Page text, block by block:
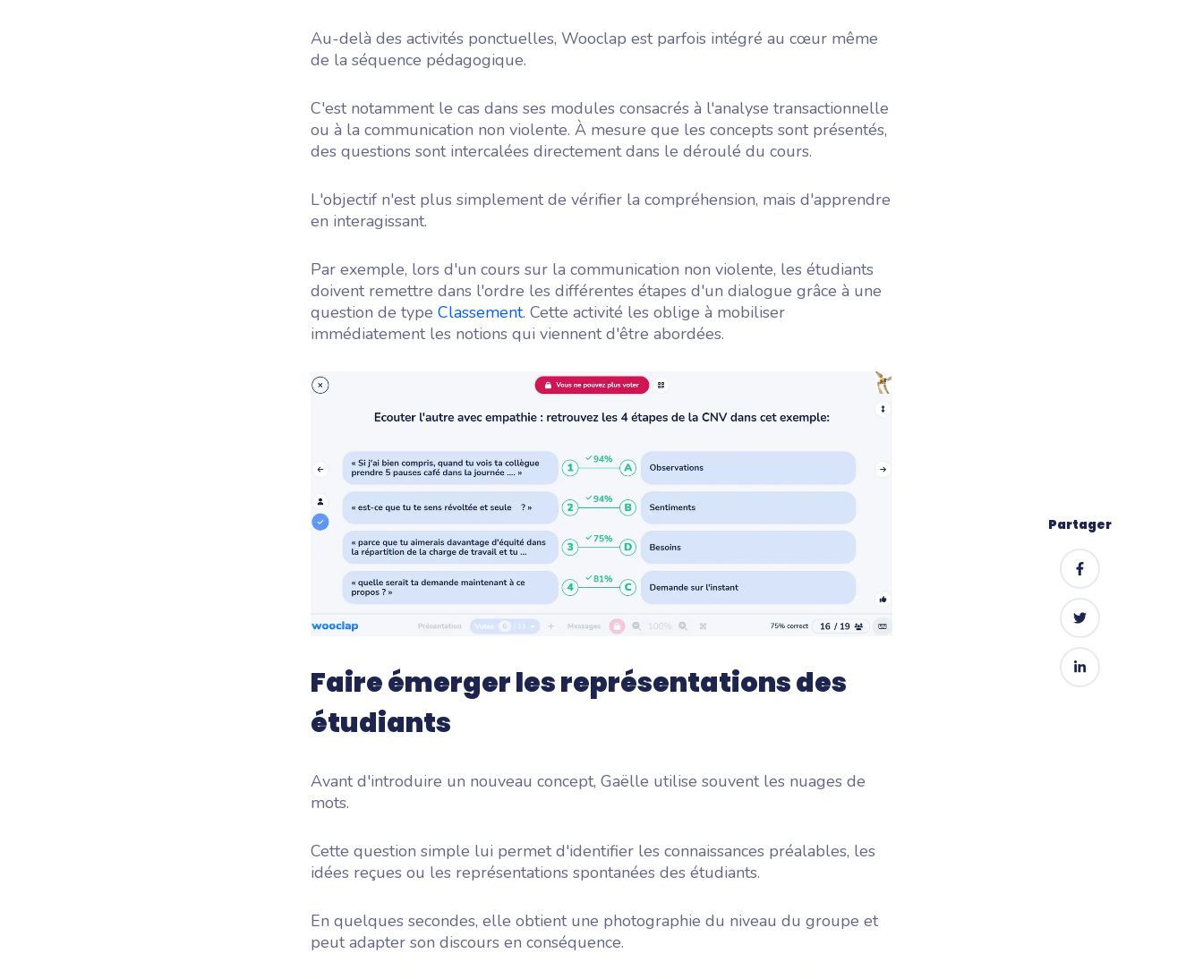
Au-delà des activités ponctuelles, Wooclap est parfois intégré au cœur même
de la séquence pédagogique.
C'est notamment le cas dans ses modules consacrés à l'analyse transactionnelle
ou à la communication non violente. À mesure que les concepts sont présentés,
des questions sont intercalées directement dans le déroulé du cours.
L'objectif n'est plus simplement de vérifier la compréhension, mais d'apprendre
en interagissant.
Par exemple, lors d'un cours sur la communication non violente, les étudiants
doivent remettre dans l'ordre les différentes étapes d'un dialogue grâce à une
question de type Classement. Cette activité les oblige à mobiliser
immédiatement les notions qui viennent d'être abordées.
Faire émerger les représentations des
étudiants
Avant d'introduire un nouveau concept, Gaëlle utilise souvent les nuages de
mots.
Cette question simple lui permet d'identifier les connaissances préalables, les
idées reçues ou les représentations spontanées des étudiants.
En quelques secondes, elle obtient une photographie du niveau du groupe et
peut adapter son discours en conséquence.
Partager